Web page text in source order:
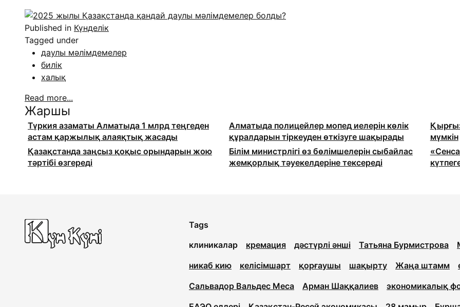
Published in Күнделік
Tagged under
даулы мәлімдемелер
билік
халық
Read more...
Жаршы
Түркия азаматы Алматыда 1 млрд теңгеден
астам қаржылық алаяқтық жасады
Алматыда полицейлер мопед иелерін көлік
құралдарын тіркеуден өткізуге шақырады
мүмкін
Қазақстанда заңсыз қоқыс орындарын жою
тәртібі өзгереді
Білім министрлігі өз бөлімшелерін сыбайлас
жемқорлық тәуекелдеріне тексереді
Tags
клиникалар
кремация дәстүрлі әнші Татьяна Бурмистрова
никаб кию
келісімшарт қорғаушы шақырту Жаңа штамм
Сальвадор Вальдес Меса
Арман Шаққалиев экономикалық